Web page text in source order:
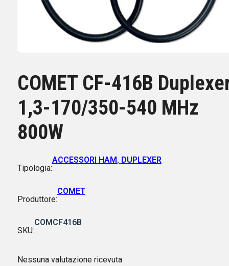
COMET CF-416B
1,3-170/350-540 MHz
800W
Tipologia:
ACCESSORI HAM, DUPLEXER
Produttore:
COMET
SKU:
COMCF416B
Nessuna valutazione ricevuta